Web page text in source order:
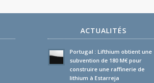
ACTUALITÉS
Portugal : Lifthium obtient une
subvention de 180 M€ pour
construire une raffinerie de
lithium à Estarreja